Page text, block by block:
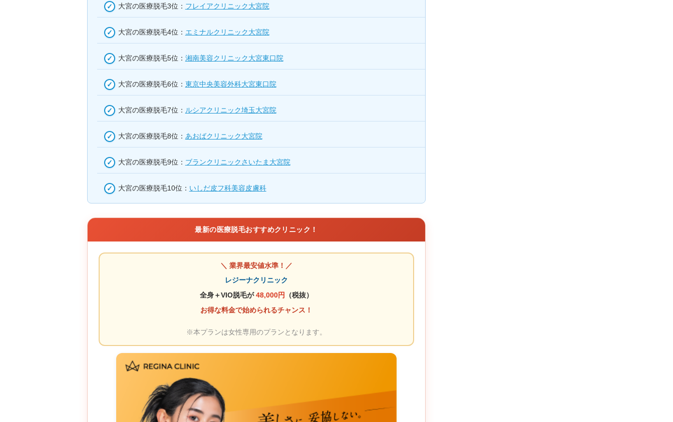
大宮の医療脱毛3位： フレイアクリニック大宮院
大宮の医療脱毛4位： エミナルクリニック大宮院
大宮の医療脱毛5位： 湘南美容クリニック大宮東口院
大宮の医療脱毛6位： 東京中央美容外科大宮東口院
大宮の医療脱毛7位： ルシアクリニック埼玉大宮院
大宮の医療脱毛8位： あおばクリニック大宮院
大宮の医療脱毛9位： ブランクリニックさいたま大宮院
大宮の医療脱毛10位： いしだ皮フ科美容皮膚科
最新の医療脱毛おすすめクリニック！
＼ 業界最安値水準！／
レジーナクリニック
全身＋VIO脱毛が48,000円
（税抜）
お得な料金で始められるチャンス！
※本プランは女性専用のプランとなります。